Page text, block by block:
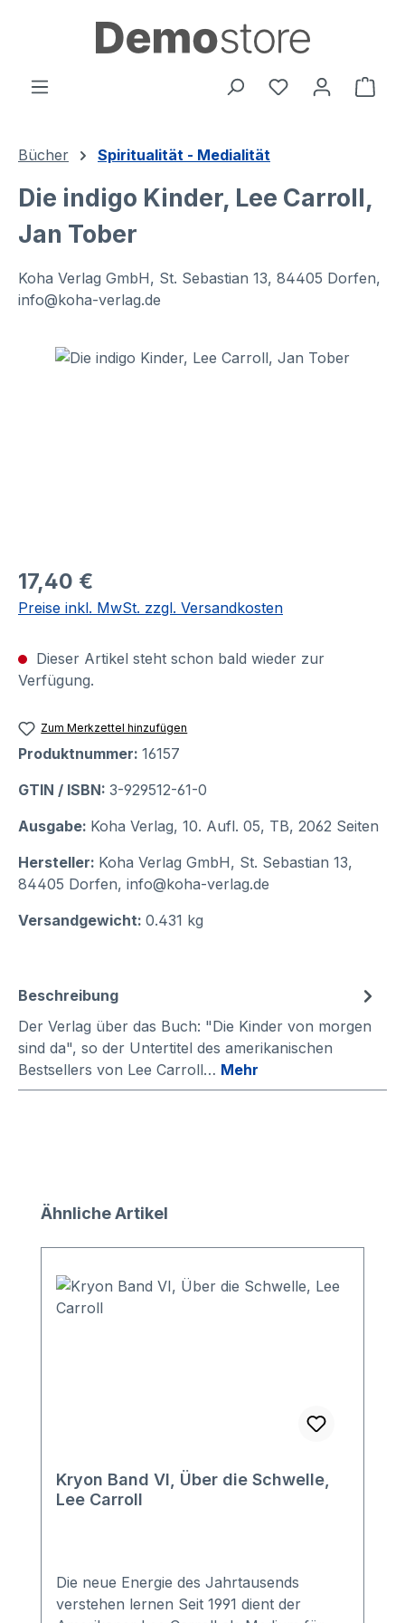
Bücher Spiritualität - Medialität
Die indigo Kinder, Lee Carroll,
Jan Tober
Koha Verlag GmbH, St. Sebastian 13, 84405 Dorfen,
info@koha-verlag.de
Bildergalerie überspringen
17,40 €
Preise inkl. MwSt. zzgl. Versandkosten
Dieser Artikel steht schon bald wieder zur
Verfügung.
Zum Merkzettel hinzufügen
Produktnummer: 16157
GTIN / ISBN: 3-929512-61-0
Ausgabe: Koha Verlag, 10. Aufl. 05, TB, 2062 Seiten
Hersteller: Koha Verlag GmbH, St. Sebastian 13,
84405 Dorfen, info@koha-verlag.de
Versandgewicht: 0.431 kg
Beschreibung
Der Verlag über das Buch: "Die Kinder von morgen
sind da", so der Untertitel des amerikanischen
Bestsellers von Lee Carroll… Mehr
Produktgalerie überspringen
Ähnliche Artikel
Kryon Band VI, Über die Schwelle,
Lee Carroll
Die neue Energie des Jahrtausends
verstehen lernen Seit 1991 dient der